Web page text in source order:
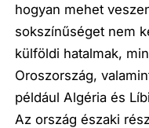
hogyan mehet
sokszínűséget nem
külföldi hatalmak,
Oroszország,
például Algéria és
Az ország északi